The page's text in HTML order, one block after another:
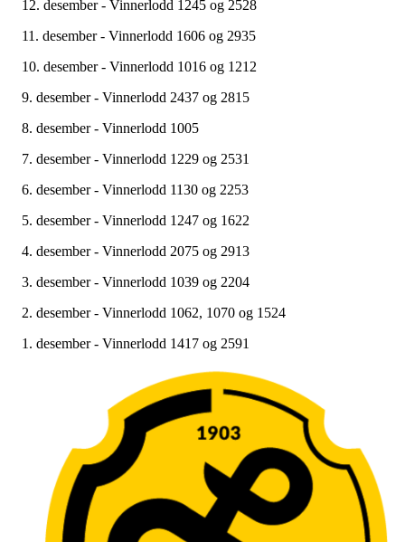
12. desember - Vinnerlodd 1245 og 2528
11. desember - Vinnerlodd 1606 og 2935
10. desember - Vinnerlodd 1016 og 1212
9. desember - Vinnerlodd 2437 og 2815
8. desember - Vinnerlodd 1005
7. desember - Vinnerlodd 1229 og 2531
6. desember - Vinnerlodd 1130 og 2253
5. desember - Vinnerlodd 1247 og 1622
4. desember - Vinnerlodd 2075 og 2913
3. desember - Vinnerlodd 1039 og 2204
2. desember - Vinnerlodd 1062, 1070 og 1524
1. desember - Vinnerlodd 1417 og 2591